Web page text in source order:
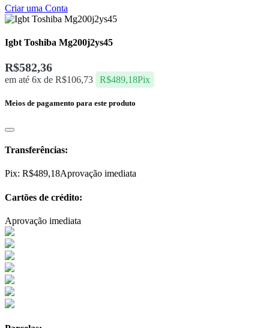
Criar uma Conta
Igbt Toshiba Mg200j2ys45
R$582,36
em até 6x de R$106,73 R$489,18Pix
Meios de pagamento para este produto
Transferências:
Pix: R$489,18Aprovação imediata
Cartões de crédito:
Aprovação imediata